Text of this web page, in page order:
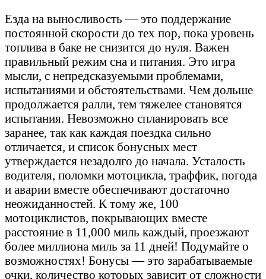
Езда на выносливость — это поддержание
постоянной скорости до тех пор, пока уровень
топлива в баке не снизится до нуля. Важен
правильный режим сна и питания. Это игра
мысли, с непредсказуемыми проблемами,
испытаниями и обстоятельствами. Чем дольше
продолжается ралли, тем тяжелее становятся
испытания. Невозможно спланировать все
заранее, так как каждая поездка сильно
отличается, и список бонусных мест
утверждается незадолго до начала. Усталость
водителя, поломки мотоцикла, траффик, погода
и аварии вместе обеспечивают достаточно
неожиданностей. К тому же, 100
мотоциклистов, покрывающих вместе
расстояние в 11,000 миль каждый, проезжают
более миллиона миль за 11 дней! Подумайте о
возможностях! Бонусы — это зарабатываемые
очки, количество которых зависит от сложности